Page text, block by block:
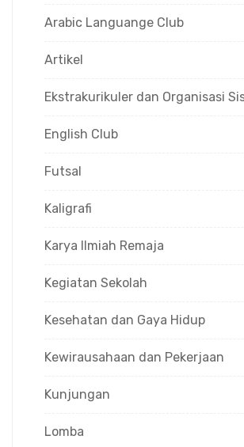
Arabic Languange Club
Artikel
Ekstrakurikuler dan Organisasi
English Club
Futsal
Kaligrafi
Karya Ilmiah Remaja
Kegiatan Sekolah
Kesehatan dan Gaya Hidup
Kewirausahaan dan Pekerjaan
Kunjungan
Lomba